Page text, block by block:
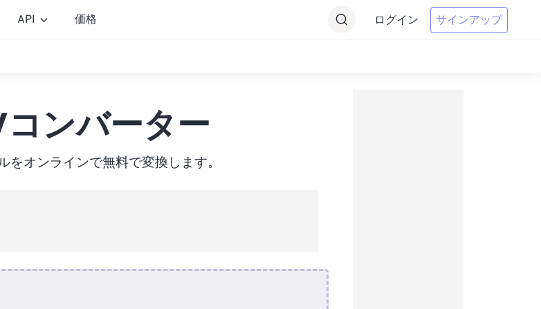
API 価格 ログイン サインアップ
ンバーター
をオンラインで無料で変換します。